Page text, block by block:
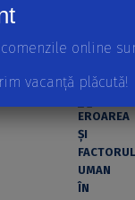
online
vacanță plăcută!